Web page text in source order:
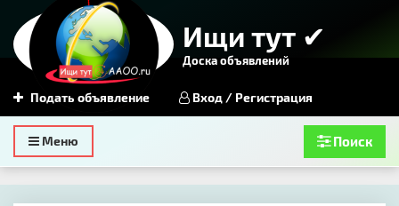
Ищи тут ✔
Доска объявлений
Подать объявление Вход / Регистрация
Toggle
navigation
Меню Поиск